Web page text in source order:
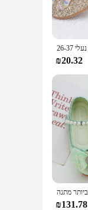
₪20.32
₪131.78